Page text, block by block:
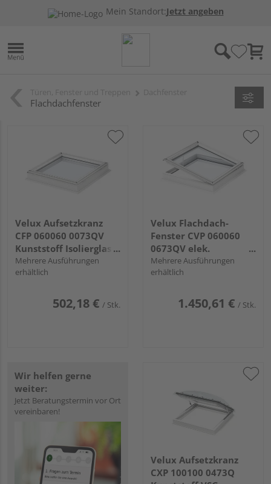
Mein Standort:Jetzt angeben
Flachdachfenster
Velux Aufsetzkranz
CFP 060060 0073QV
Kunststoff Isolierglas
60x60
Mehrere Ausführungen
erhältlich
502,18 € / Stk.
Velux Flachdach-
Fenster CVP 060060
0673QV elek.
Kunststoff Isolierglas
60x60
Mehrere Ausführungen
erhältlich
1.450,61 € / Stk.
Wir helfen gerne
weiter:
Jetzt Beratungstermin vor Ort
vereinbaren!
Velux Aufsetzkranz
CXP 100100 0473Q